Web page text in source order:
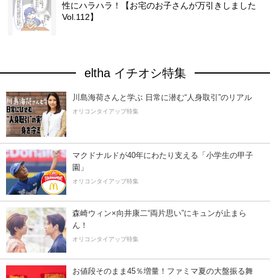
性にハラハラ！【お宅のお子さんが万引きしました
Vol.112】
eltha イチオシ特集
川島海荷さんと学ぶ 日常に潜む“人身取引”のリアル
オリコンタイアップ特集
マクドナルドが40年にわたり支える「小学生の甲子
園」
オリコンタイアップ特集
森崎ウィン×向井康二“両片思い”にキュンが止まら
ん！
オリコンタイアップ特集
お値段そのまま45％増量！ファミマ夏の大盤振る舞